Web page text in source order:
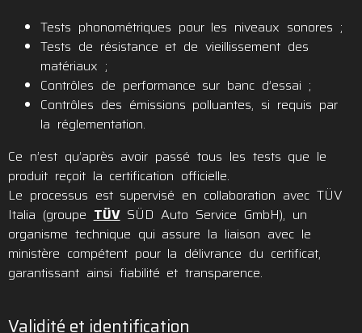
Tests phonométriques pour les niveaux sonores ;
Tests de résistance et de vieillissement des
matériaux ;
Contrôles de performance sur banc d’essai ;
Contrôles des émissions polluantes, si requis par
la réglementation.
Ce n’est qu’après avoir passé tous les tests que le
produit reçoit la certification officielle.
Le processus est supervisé en collaboration avec TÜV
Italia (groupeTÜVSÜD Auto Service GmbH), un
organisme technique qui assure la liaison avec le
ministère compétent pour la délivrance du certificat,
garantissant ainsi fiabilité et transparence.
Validité et identification